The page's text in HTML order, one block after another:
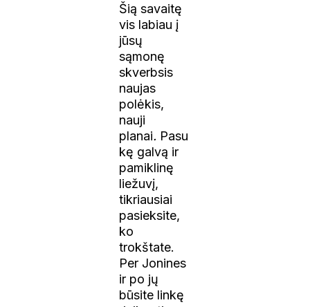
Šią savaitę
vis labiau į
jūsų
sąmonę
skverbsis
naujas
polėkis,
nauji
planai. Pasu
kę galvą ir
pamiklinę
liežuvį,
tikriausiai
pasieksite,
ko
trokštate.
Per Jonines
ir po jų
būsite linkę